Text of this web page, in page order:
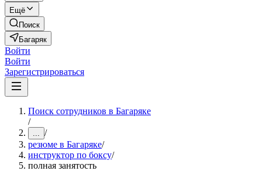
Ещё
Поиск
Багаряк
Войти
Войти
Зарегистрироваться
Поиск сотрудников в Багаряке
/
... /
резюме в Багаряке/
инструктор по боксу/
полная занятость